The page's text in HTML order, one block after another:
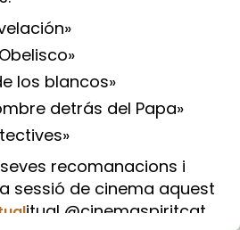
los blancos»
detrás del Papa»
recomanacions i
sessió de cinema aquest
itual @cinemaspiritcat